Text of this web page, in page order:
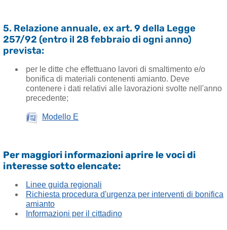
5. Relazione annuale, ex art. 9 della Legge
257/92 (entro il 28 febbraio di ogni anno)
prevista:
per le ditte che effettuano lavori di smaltimento e/o
bonifica di materiali contenenti amianto. Deve
contenere i dati relativi alle lavorazioni svolte nell'anno
precedente;
Modello E
Per maggiori informazioni aprire le voci di
interesse sotto elencate:
Linee guida regionali
Richiesta procedura d'urgenza per interventi di bonifica
amianto
Informazioni per il cittadino